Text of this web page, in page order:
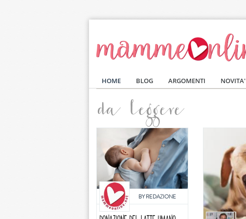
HOME BLOG ARGOMENTI NOVITA'
da leggere
BYREDAZIONE